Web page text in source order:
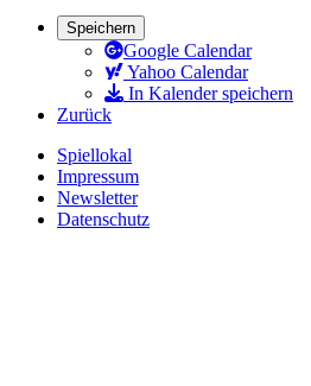
Speichern
Google Calendar
Yahoo Calendar
In Kalender speichern
Zurück
Spiellokal
Impressum
Newsletter
Datenschutz